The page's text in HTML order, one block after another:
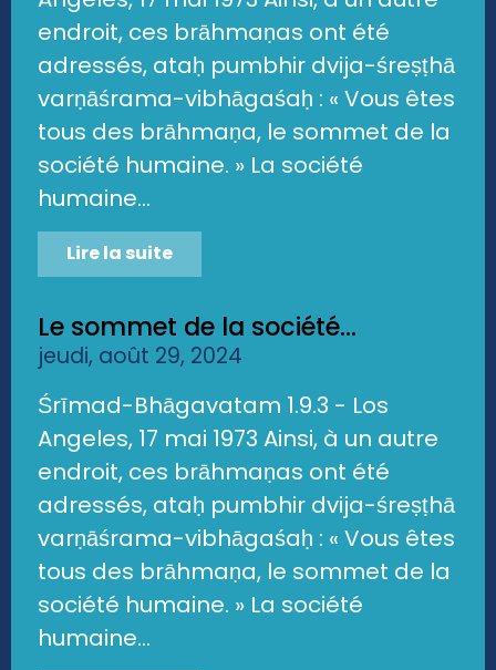
endroit, ces brāhmaṇas ont été
adressés, ataḥ pumbhir dvija-śreṣṭhā
varṇāśrama-vibhāgaśaḥ : « Vous êtes
tous des brāhmaṇa, le sommet de la
société humaine. » La société
humaine...
Lire la suite
Le sommet de la société...
jeudi, août 29, 2024
Śrīmad-Bhāgavatam 1.9.3 - Los
Angeles, 17 mai 1973 Ainsi, à un autre
endroit, ces brāhmaṇas ont été
adressés, ataḥ pumbhir dvija-śreṣṭhā
varṇāśrama-vibhāgaśaḥ : « Vous êtes
tous des brāhmaṇa, le sommet de la
société humaine. » La société
humaine...